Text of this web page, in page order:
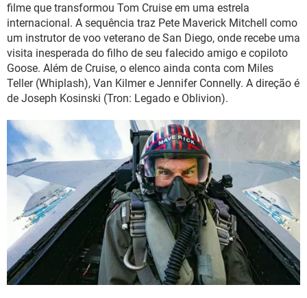
filme que transformou Tom Cruise em uma estrela
internacional. A sequência traz Pete Maverick Mitchell como
um instrutor de voo veterano de San Diego, onde recebe uma
visita inesperada do filho de seu falecido amigo e copiloto
Goose. Além de Cruise, o elenco ainda conta com Miles
Teller (Whiplash), Van Kilmer e Jennifer Connelly. A direção é
de Joseph Kosinski (Tron: Legado e Oblivion).